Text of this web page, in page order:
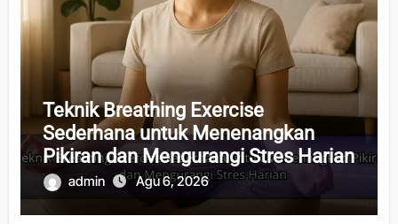
Teknik Breathing Exercise
Sederhana untuk Menenangkan
Pikiran dan Mengurangi Stres Harian
admin Agu 6, 2026